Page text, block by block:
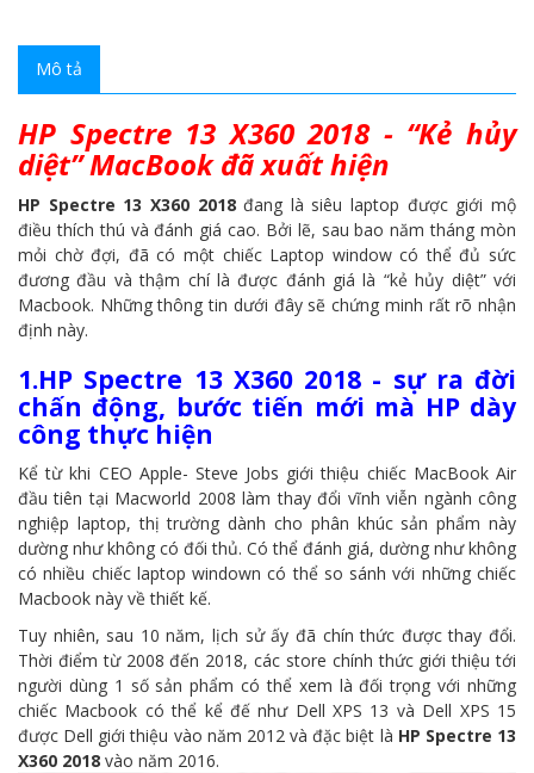
Mô tả
HP Spectre 13 X360 2018 - “Kẻ hủy
diệt” MacBook đã xuất hiện
HP Spectre 13 X360 2018đang là siêu laptop được giới mộ
điều thích thú và đánh giá cao. Bởi lẽ, sau bao năm tháng mòn
mỏi chờ đợi, đã có một chiếc Laptop window có thể đủ sức
đương đầu và thậm chí là được đánh giá là “kẻ hủy diệt” với
Macbook. Những thông tin dưới đây sẽ chứng minh rất rõ nhận
định này.
1.HP Spectre 13 X360 2018 - sự ra đời
chấn động, bước tiến mới mà HP dày
công thực hiện
Kể từ khi CEO Apple- Steve Jobs giới thiệu chiếc MacBook Air
đầu tiên tại Macworld 2008 làm thay đổi vĩnh viễn ngành công
nghiệp laptop, thị trường dành cho phân khúc sản phẩm này
dường như không có đối thủ. Có thể đánh giá, dường như không
có nhiều chiếc laptop windown có thể so sánh với những chiếc
Macbook này về thiết kế.
Tuy nhiên, sau 10 năm, lịch sử ấy đã chín thức được thay đổi.
Thời điểm từ 2008 đến 2018, các store chính thức giới thiệu tới
người dùng 1 số sản phẩm có thể xem là đối trọng với những
chiếc Macbook có thể kể đế như Dell XPS 13 và Dell XPS 15
được Dell giới thiệu vào năm 2012 và đặc biệt là HP Spectre 13
X360 2018 vào năm 2016.